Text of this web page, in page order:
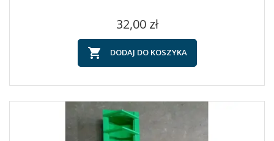
Cena
32,00 zł
 DODAJ DO KOSZYKA